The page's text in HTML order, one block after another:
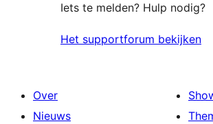
Iets te melden? Hulp nodig?
Het supportforum bekijken
Over
Nieuws